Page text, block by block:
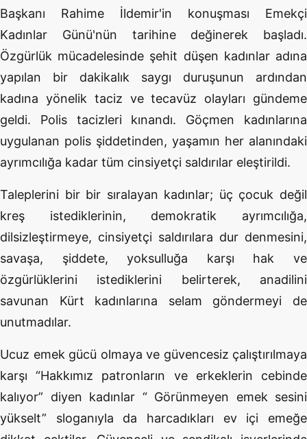
Başkanı Rahime İldemir'in konuşması Emekçi
Kadınlar Günü'nün tarihine değinerek başladı.
Özgürlük mücadelesinde şehit düşen kadınlar adına
yapılan bir dakikalık saygı duruşunun ardından
kadına yönelik taciz ve tecavüz olayları gündeme
geldi. Polis tacizleri kınandı. Göçmen kadınlarına
uygulanan polis şiddetinden, yaşamın her alanındaki
ayrımcılığa kadar tüm cinsiyetçi saldırılar eleştirildi.
Taleplerini bir bir sıralayan kadınlar; üç çocuk değil
kreş istediklerinin, demokratik ayrımcılığa,
dilsizleştirmeye, cinsiyetçi saldırılara dur denmesini,
savaşa, şiddete, yoksulluğa karşı hak ve
özgürlüklerini istediklerini belirterek, anadilini
savunan Kürt kadınlarına selam göndermeyi de
unutmadılar.
Ucuz emek gücü olmaya ve güvencesiz çalıştırılmaya
karşı “Hakkımız patronların ve erkeklerin cebinde
kalıyor” diyen kadınlar “ Görünmeyen emek sesini
yükselt” sloganıyla da harcadıkları ev içi emeğe